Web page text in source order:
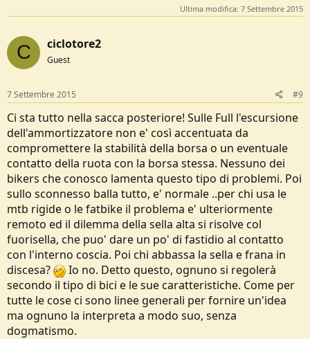
Ultima modifica: 7 Settembre 2015
C ciclotore2
Guest
7 Settembre 2015 #9
Ci sta tutto nella sacca posteriore! Sulle Full l'escursione
dell'ammortizzatore non e' così accentuata da
compromettere la stabilità della borsa o un eventuale
contatto della ruota con la borsa stessa. Nessuno dei
bikers che conosco lamenta questo tipo di problemi. Poi
sullo sconnesso balla tutto, e' normale ..per chi usa le
mtb rigide o le fatbike il problema e' ulteriormente
remoto ed il dilemma della sella alta si risolve col
fuorisella, che puo' dare un po' di fastidio al contatto
con l'interno coscia. Poi chi abbassa la sella e frana in
discesa?
Io no. Detto questo, ognuno si regolerà
secondo il tipo di bici e le sue caratteristiche. Come per
tutte le cose ci sono linee generali per fornire un'idea
ma ognuno la interpreta a modo suo, senza
dogmatismo.